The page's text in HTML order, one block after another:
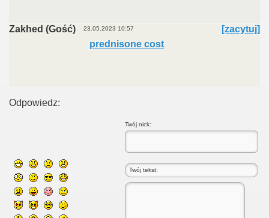
Zakhed (Gość) 23.05.2023 10:57
[zacytuj]
prednisone cost
Odpowiedz:
Twój nick: